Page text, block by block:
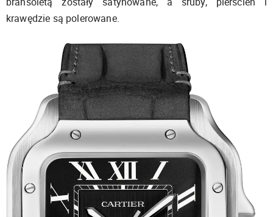
krawędzie są polerowane.